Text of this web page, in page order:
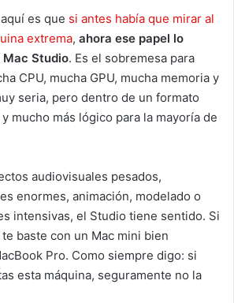
es que si antes había que mirar al
extrema, ahora ese papel lo
Studio. Es el sobremesa para
CPU, mucha GPU, mucha memoria y
seria, pero dentro de un formato
mucho más lógico para la mayoría de
audiovisuales pesados,
enormes, animación, modelado o
intensivas, el Studio tiene sentido. Si
baste con un Mac mini bien
Pro. Como siempre digo: si
esta máquina, seguramente no la